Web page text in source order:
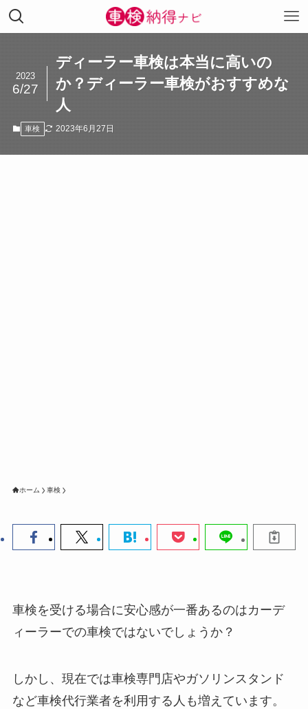
ディーラー車検は本当に高いの
か？ディーラー車検がおすすめな
人
2023
6/27
車検 2023年6月27日
ホーム 車検
車検を受ける場合に安心感が一番あるのはカーデ
ィーラーでの車検ではないでしょうか？
しかし、現在では車検専門店やガソリンスタンド
など車検代行業者を利用する人も増えています。